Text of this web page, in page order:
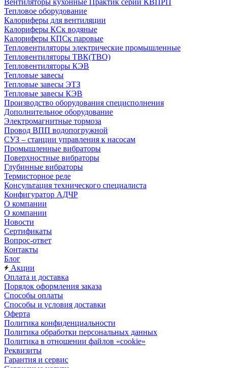
Вентиляторы кухонные Практик серии КВПРП
Тепловое оборудование
Калориферы для вентиляции
Калориферы КСк водяные
Калориферы КПСк паровые
Тепловентиляторы электрические промышленные
Тепловентиляторы ТВК(ТВО)
Тепловентиляторы КЭВ
Тепловые завесы
Тепловые завесы ЭТЗ
Тепловые завесы КЭВ
Производство оборудования специсполнения
Дополнительное оборудование
Электромагнитные тормоза
Провод ВПП водопогружной
СУЗ – станции управления к насосам
Промышленные вибраторы
Поверхностные вибраторы
Глубинные вибраторы
Термисторное реле
Консультация технического специалиста
Конфигуратор АДЧР
О компании
О компании
Новости
Сертификаты
Вопрос-ответ
Контакты
Блог
Акции
Оплата и доставка
Порядок оформления заказа
Способы оплаты
Способы и условия доставки
Оферта
Политика конфиденциальности
Политика обработки персональных данных
Политика в отношении файлов «cookie»
Реквизиты
Гарантия и сервис